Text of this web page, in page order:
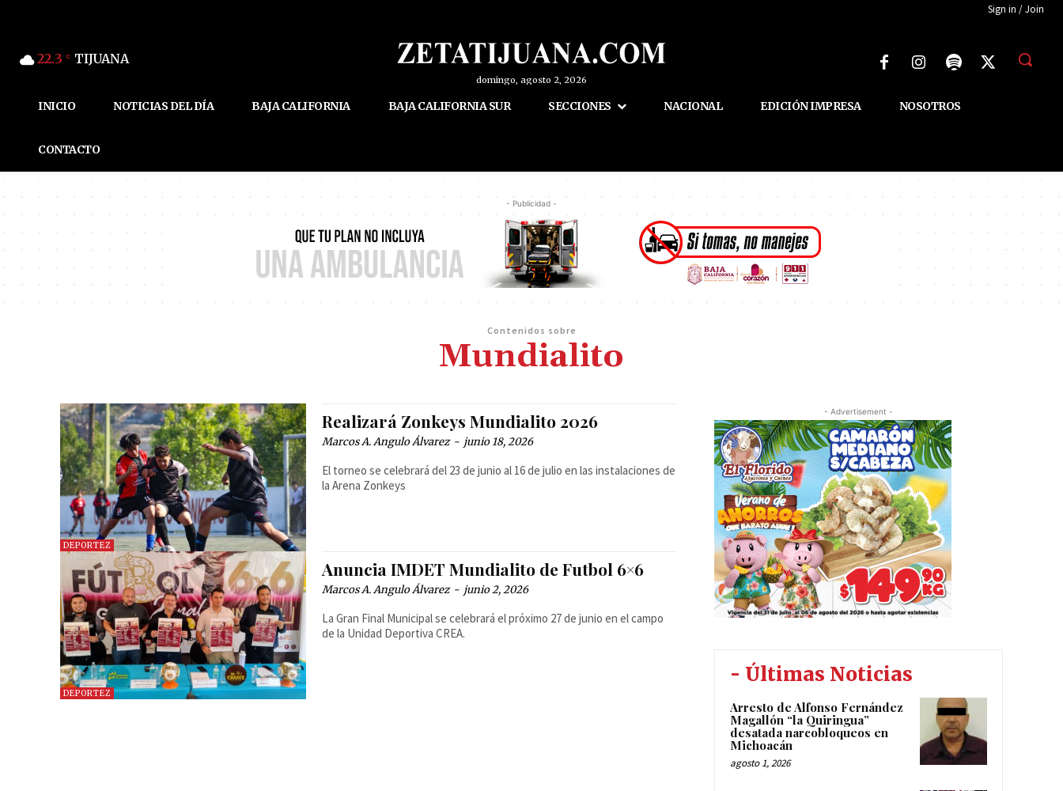
Sign in / Join
22.3 C TIJUANA
domingo, agosto 2, 2026
INICIO NOTICIAS DEL DÍA BAJA CALIFORNIA BAJA CALIFORNIA SUR SECCIONES NACIONAL EDICIÓN IMPRESA NOSOTROS
CONTACTO
- Publicidad -
Contenidos sobre
Mundialito
DEPORTEZ
Realizará Zonkeys Mundialito 2026
Marcos A. Angulo Álvarez - junio 18, 2026
El torneo se celebrará del 23 de junio al 16 de julio en las instalaciones de
la Arena Zonkeys
DEPORTEZ
Anuncia IMDET Mundialito de Futbol 6×6
Marcos A. Angulo Álvarez - junio 2, 2026
La Gran Final Municipal se celebrará el próximo 27 de junio en el campo
de la Unidad Deportiva CREA.
- Advertisement -
- Últimas Noticias
Arresto de Alfonso Fernández
Magallón “la Quiringua”
desatada narcobloqueos en
Michoacán
agosto 1, 2026